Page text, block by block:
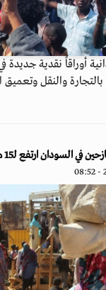
أوراقاً نقدية جديدة
والنقل وتعميق
السودان ارتفع لـ15 مليون شخص